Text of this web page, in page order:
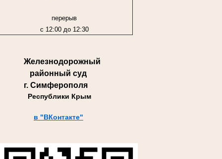
перерыв
с 12:00 до 12:30
Железнодорожный
районный суд
г. Симферополя
Республики Крым
в "ВКонтакте"